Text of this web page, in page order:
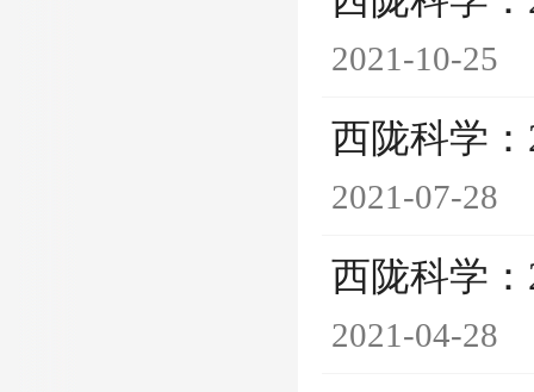
2021-10-25
西陇科学
2021-07-28
西陇科学
2021-04-28